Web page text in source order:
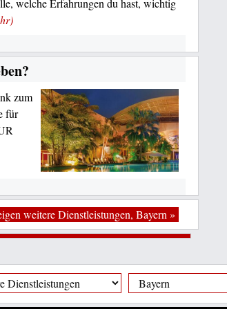
welche Erfahrungen du hast, wichtig
zum
für
weitere Dienstleistungen, Bayern »